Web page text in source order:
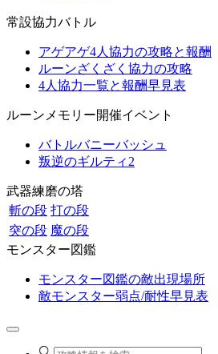
常設協力バトル
アゲアゲ4人協力の攻略と報酬
ルーンざくざく協力の攻略
4人協力一覧と報酬早見表
ルーンメモリー開催イベント
バトルバニーバッシュ
叛逆のギルティ2
武器練磨の塔
斬の段 打の段
突の段 魔の段
モンスター図鑑
モンスター図鑑の敵出現場所
敵モンスター弱点/耐性早見表